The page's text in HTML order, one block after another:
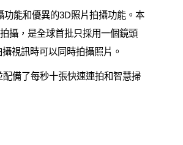
能和優異的3D照片拍攝功能。本
攝，是全球首批只採用一個鏡頭
視訊時可以同時拍攝照片。
備了每秒十張快速連拍和智慧掃